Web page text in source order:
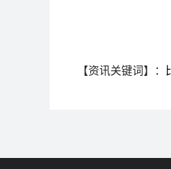
【资讯关键词】：